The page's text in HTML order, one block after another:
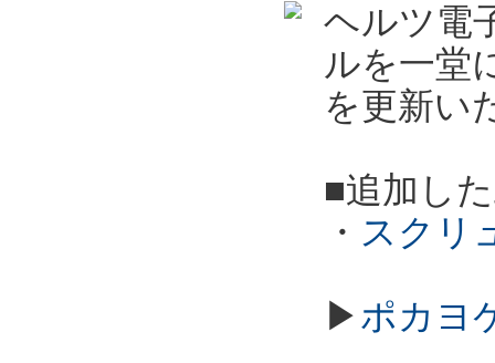
ヘルツ電
ルを一堂
を更新い
■追加し
・ スクリ
▶ポカヨ